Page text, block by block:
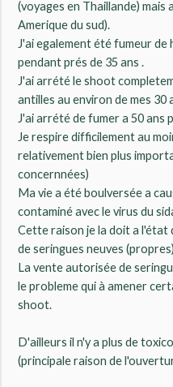
(voyages en Thaillande) mais
Amerique du sud).
J'ai egalement été fumeur de
pendant prés de 35 ans .
J'ai arrété le shoot
antilles au environ de mes 30
J'ai arrété de fumer a 50 ans
Je respire difficilement au
relativement bien plus
concernnées)
Ma vie a été boulversée a
contaminé avec le virus du
Cette raison je la doit a l'état
de seringues neuves
La vente autorisée de
le probleme qui à amener
shoot.
D'ailleurs il n'y a plus de
(principale raison de